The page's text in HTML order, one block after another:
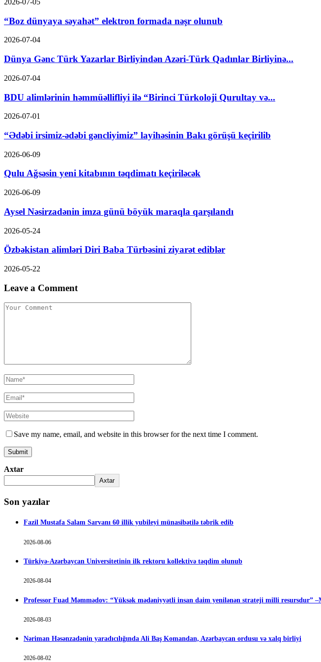
2026-07-05
“Boz dünyaya səyahət” elektron formada nəşr olunub
2026-07-04
Dünya Gənc Türk Yazarlar Birliyindən Azəri-Türk Qadınlar Birliyinə...
2026-07-04
BDU alimlərinin həmmüəllifliyi ilə “Birinci Türkoloji Qurultay və...
2026-07-01
“Ədəbi irsimiz-ədəbi gəncliyimiz” layihəsinin Bakı görüşü keçirilib
2026-06-09
Qulu Ağsəsin yeni kitabının təqdimatı keçiriləcək
2026-06-09
Aysel Nəsirzadənin imza günü böyük maraqla qarşılandı
2026-05-24
Özbəkistan alimləri Diri Baba Türbəsini ziyarət ediblər
2026-05-22
Leave a Comment
Save my name, email, and website in this browser for the next time I comment.
Axtar
Axtar
Son yazılar
Fazil Mustafa Salam Sarvanı 60 illik yubileyi münasibətilə təbrik edib
2026-08-06
Türkiyə-Azərbaycan Universitetinin ilk rektoru kollektivə təqdim olunub
2026-08-04
Professor Fuad Məmmədov: “Yüksək mədəniyyətli insan daim yenilənən strateji milli resursdur”
2026-08-03
Nəriman Həsənzadənin yaradıcılığında Ali Baş Komandan, Azərbaycan ordusu və xalq birliyi
2026-08-02